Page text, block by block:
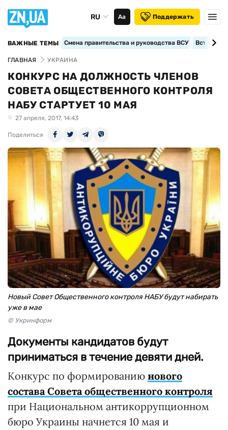
RU Аа Поддержать
ВАЖНЫЕ ТЕМЫ Смена правительства и руководства ВСУ
ГЛАВНАЯ УКРАИНА
КОНКУРС НА ДОЛЖНОСТЬ ЧЛЕНОВ
СОВЕТА ОБЩЕСТВЕННОГО КОНТРОЛЯ
НАБУ СТАРТУЕТ 10 МАЯ
27 апреля, 2017, 14:43
Поделиться
Новый Совет Общественного контроля НАБУ будут набирать
уже в мае
© Укринформ
Документы кандидатов будут
приниматься в течение девяти дней.
Конкурс по формированию нового
состава Совета общественного контроля
при Национальном антикоррупционном
бюро Украины начнется 10 мая и